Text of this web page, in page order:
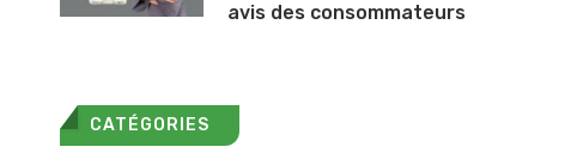
avis des consommateurs
CATÉGORIES